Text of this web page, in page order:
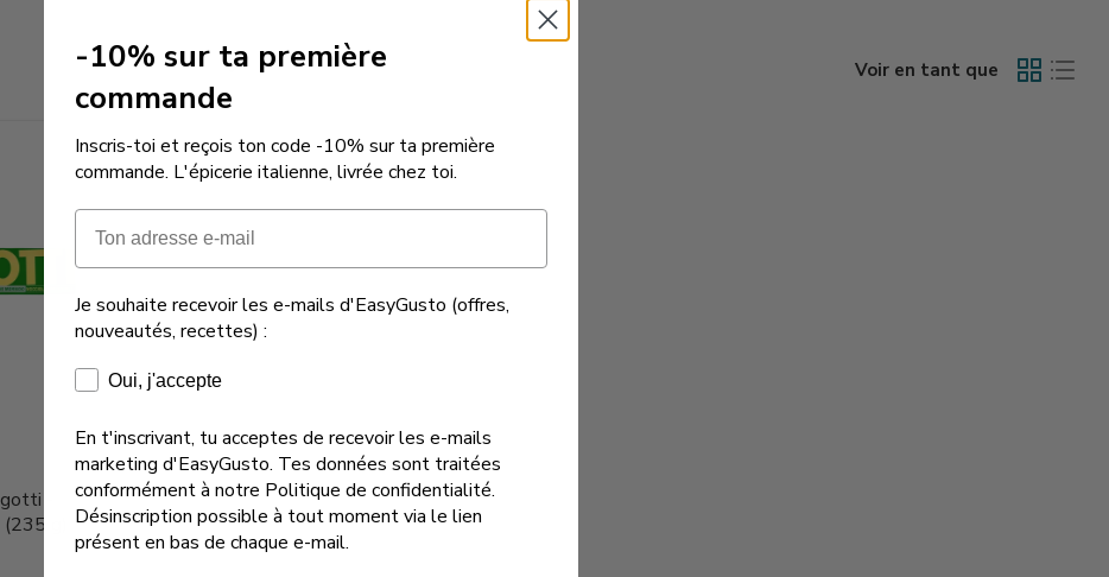
Voir en tant que
-
g)
-10% sur ta première
commande
Inscris-toi et reçois ton code -10% sur ta première
commande. L'épicerie italienne, livrée chez toi.
Email
Je souhaite recevoir les e-mails d'EasyGusto (offres,
nouveautés, recettes) :
Consentement e-mails marketing
Oui, j'accepte
En t'inscrivant, tu acceptes de recevoir les e-mails
marketing d'EasyGusto. Tes données sont traitées
conformément à notre Politique de confidentialité.
Désinscription possible à tout moment via le lien
présent en bas de chaque e-mail.